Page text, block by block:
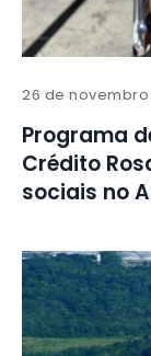
26 de
Programa
Crédito
sociais no